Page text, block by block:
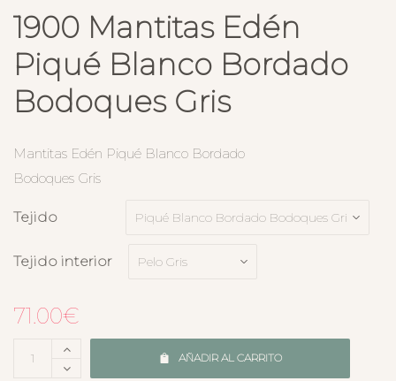
1900 Mantitas Edén
Piqué Blanco Bordado
Bodoques Gris
Mantitas Edén Piqué Blanco Bordado
Bodoques Gris
Tejido
Tejido interior
71.00€
AÑADIR AL CARRITO